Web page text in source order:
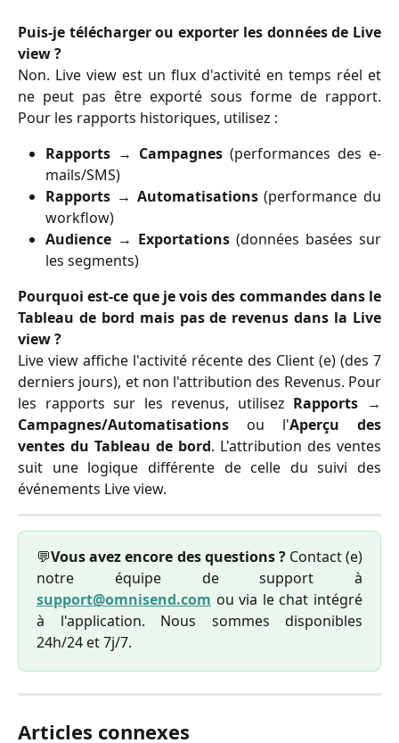
Puis-je télécharger ou exporter les données de Live
view ?
Non. Live view est un flux d'activité en temps réel et
ne peut pas être exporté sous forme de rapport.
Pour les rapports historiques, utilisez :
Rapports → Campagnes (performances des e-
mails/SMS)
Rapports → Automatisations(performance du
workflow)
Audience → Exportations (données basées sur
les segments)
Pourquoi est-ce que je vois des commandes dans le
Tableau de bord mais pas de revenus dans la Live
view ?
Live view affiche l'activité récente des Client (e) (des 7
derniers jours), et non l'attribution des Revenus. Pour
les rapports sur les revenus, utilisez Rapports →
Campagnes/Automatisations ou l'Aperçu des
ventes du Tableau de bord. L'attribution des ventes
suit une logique différente de celle du suivi des
événements Live view.
💬Vous avez encore des questions ?Contact (e)
notre équipe de support à
support@omnisend.com ou via le chat intégré
à l'application. Nous sommes disponibles
24h/24 et 7j/7.
Articles connexes